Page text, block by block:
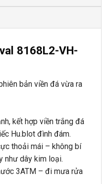
8168L2-VH-
bản viền đá vừa ra
kết hợp viền trắng đá
Hu.blot đình đám.
thoải mái – không bí
như dây kim loại.
3ATM – đi mưa rửa